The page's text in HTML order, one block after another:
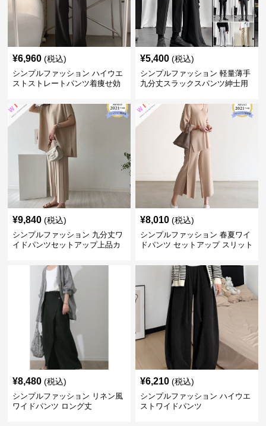
¥6,960 (税込)
シンプルファッション ハイウエ
ストストレートパンツ着痩せ効
¥5,400 (税込)
シンプルファッション 軽量薄手
九分丈スラックスパンツ紳士用
¥9,840 (税込)
シンプルファッション 九分丈ワ
イドパンツセットアップ上品カ
¥8,010 (税込)
シンプルファッション 春夏ワイ
ドパンツ セットアップ スリット
¥8,480 (税込)
シンプルファッション リネン風
ワイドパンツ ロング丈
¥6,210 (税込)
シンプルファッション ハイウエ
ストワイドパンツ